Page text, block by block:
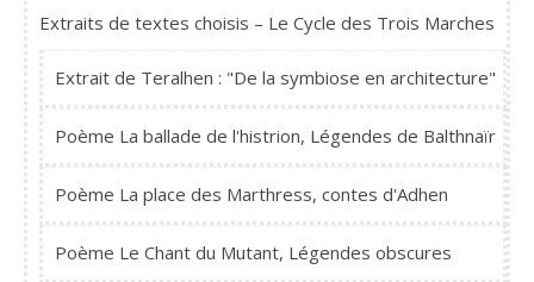
Extraits de textes choisis – Le Cycle des Trois Marches
Extrait de Teralhen : "De la symbiose en architecture"
Poème La ballade de l'histrion, Légendes de Balthnaïr
Poème La place des Marthress, contes d'Adhen
Poème Le Chant du Mutant, Légendes obscures